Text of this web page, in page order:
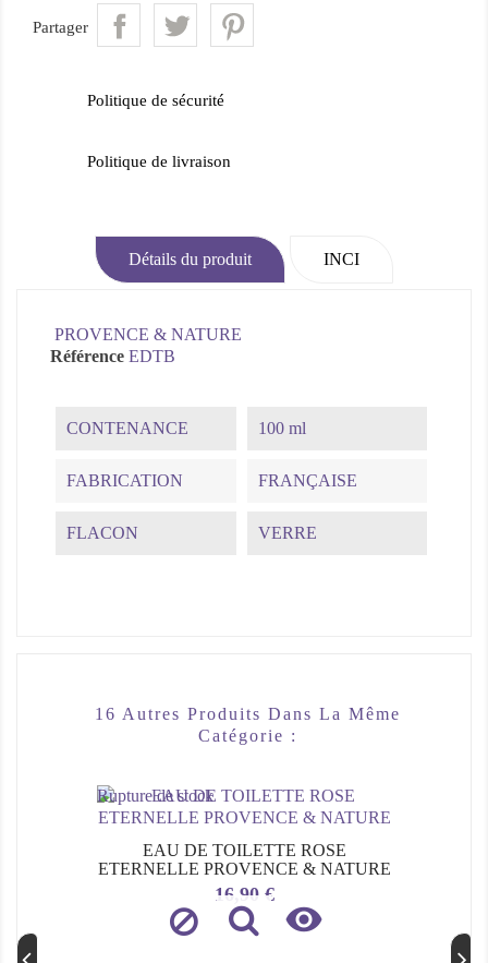
Partager
Politique de sécurité
Politique de livraison
Détails du produit INCI
PROVENCE & NATURE
Référence EDTB
CONTENANCE 100 ml
FABRICATION FRANÇAISE
FLACON VERRE
16 Autres Produits Dans La Même
Catégorie :
Rupture de stock
EAU DE TOILETTE ROSE
ETERNELLE PROVENCE & NATURE
Prix
16,90 €
